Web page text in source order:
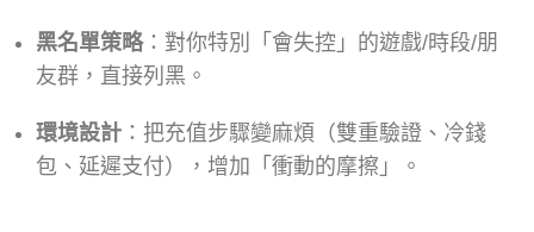
黑名單策略：對你特別「會失控」的遊戲/時段/朋
友群，直接列黑。
環境設計 ：把充值步驟變麻煩（雙重驗證、冷錢
包、延遲支付），增加「衝動的摩擦」。